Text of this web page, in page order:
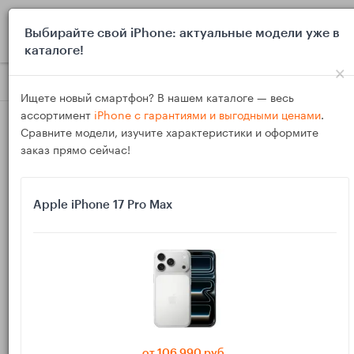
Блог Обзоры Samsung Galaxy или iPhone: что удобнее
27
Samsung Galaxy или iPhone: что удобнее для
съемки текста, перевода и копирования с
Выбирайте свой iPhone: актуальные модели уже в
каталоге!
×
Ищете новый смартфон? В нашем каталоге — весь
ассортимент iPhone с гарантиями и выгодными ценами.
Сравните модели, изучите характеристики и оформите
заказ прямо сейчас!
Apple iPhone 17 Pro Max